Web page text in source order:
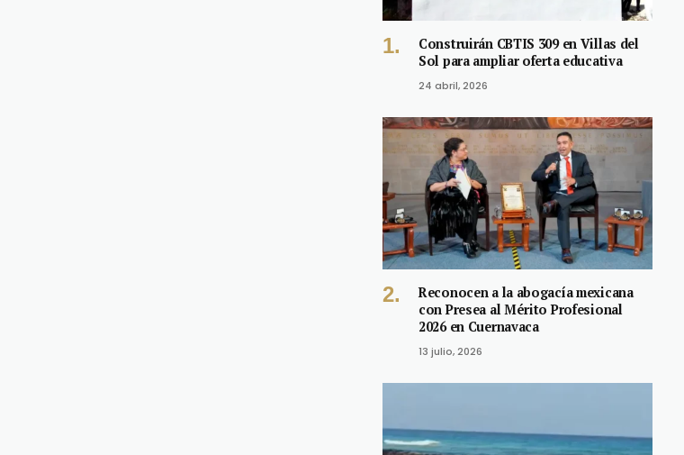
Construirán CBTIS 309 en Villas del
Sol para ampliar oferta educativa
24 abril, 2026
Reconocen a la abogacía mexicana
con Presea al Mérito Profesional
2026 en Cuernavaca
13 julio, 2026